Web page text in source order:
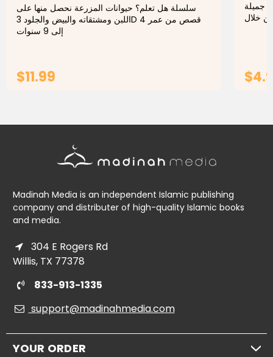
سلسلة هل تعلم؟ حيوانات المزرعة نحصل منها على
اللبن ومشتقاته والبيض والجلود 3D قصص من عمر 4
إلى 9 سنوات
$11.99
جميلة
خلال
Madinah Media is an independent Islamic publishing
company and distributer of high-quality Islamic books
and media.
304 E Rogers Rd
Willis, TX 77378
833-913-1335
support@madinahmedia.com
YOUR ORDER